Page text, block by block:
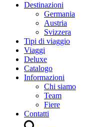
Destinazioni
Germania
Austria
Svizzera
Tipi di viaggio
Viaggi
Deluxe
Catalogo
Informazioni
Chi siamo
Team
Fiere
Contatti